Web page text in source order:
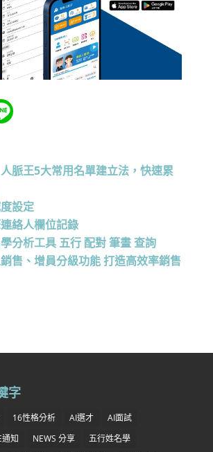
脈王5大常用名單建立法，快速累
設定
絡人欄位記錄
分析工具 五行 配對 筆畫 查詢
售、增員分級功能 打造高效率銷售
字
16性格分析 AI選才
AI面試
通知 NEWS 分享
五行姓名學